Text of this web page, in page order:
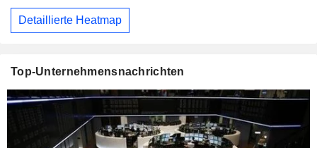
Detaillierte Heatmap
Top-Unternehmensnachrichten